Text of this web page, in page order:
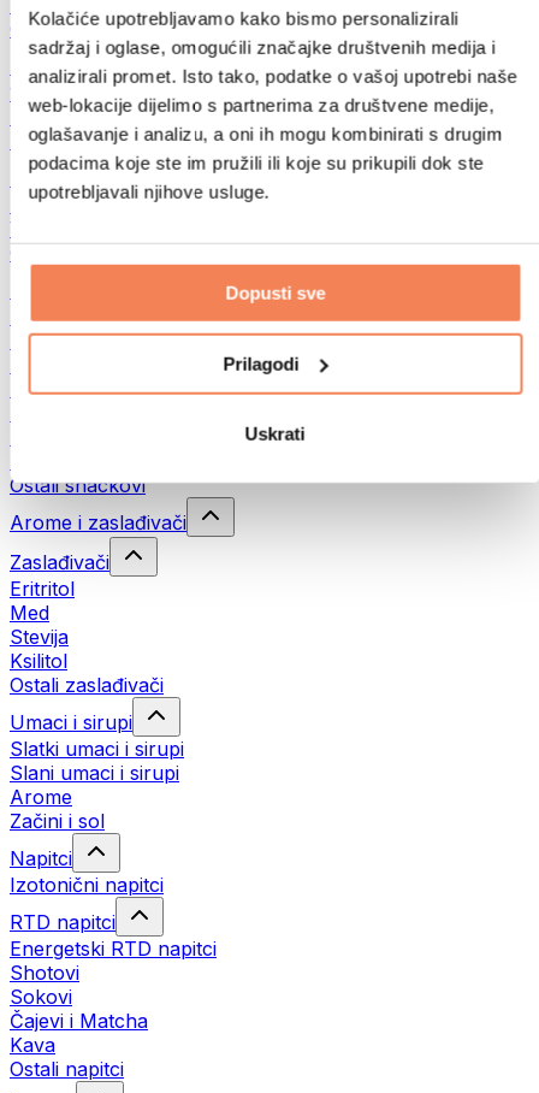
Kolačiće upotrebljavamo kako bismo personalizirali
sadržaj i oglase, omogućili značajke društvenih medija i
analizirali promet. Isto tako, podatke o vašoj upotrebi naše
web-lokacije dijelimo s partnerima za društvene medije,
oglašavanje i analizu, a oni ih mogu kombinirati s drugim
podacima koje ste im pružili ili koje su prikupili dok ste
upotrebljavali njihove usluge.
Dopusti sve
Prilagodi
Uskrati
Mahunarke
Ostalo
Maslaci od orašastih plodova
100% namazi iz orašastih plodova
Slatki namazi od orašastih plodova
Proteinski namazi od orašastih plodova
Supernamirnice
Zelena superhrana
Vlakna
Ostala superhrana
Proteinske pločice
Suho meso
Proteinski kolačići
Energetske i zobene pločice
Ostali snackovi
Arome i zaslađivači
Zaslađivači
Eritritol
Med
Stevija
Ksilitol
Ostali zaslađivači
Umaci i sirupi
Slatki umaci i sirupi
Slani umaci i sirupi
Arome
Začini i sol
Napitci
Izotonični napitci
RTD napitci
Energetski RTD napitci
Shotovi
Sokovi
Čajevi i Matcha
Kava
Ostali napitci